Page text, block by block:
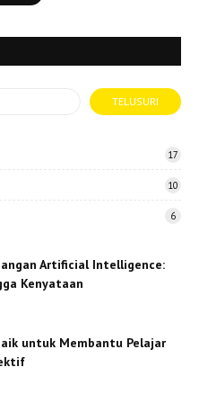
17
10
6
Artificial Intelligence:
Kenyataan
untuk Membantu Pelajar